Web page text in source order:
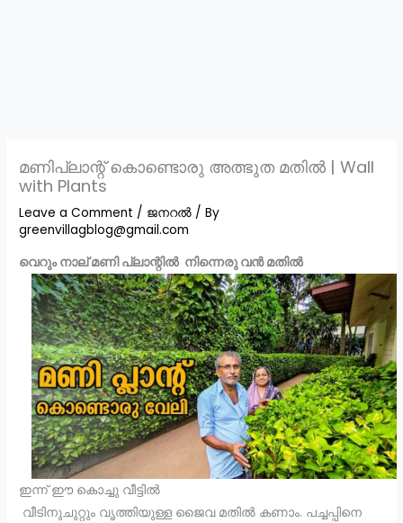
മണിപ്ലാന്റ് കൊണ്ടൊരു അത്ഭുത മതിൽ | Wall
with Plants
Leave a Comment / ജനറൽ / By
greenvillagblog@gmail.com
വെറും നാല് മണി പ്ലാന്റിൽ നിന്നെരു വൻ മതിൽ
ഇന്ന് ഈ കൊച്ചു വീട്ടിൽ
വീടിനുചുറ്റും വൃത്തിയുള്ള ജൈവ മതിൽ കണാം. പച്ചപ്പിനെ